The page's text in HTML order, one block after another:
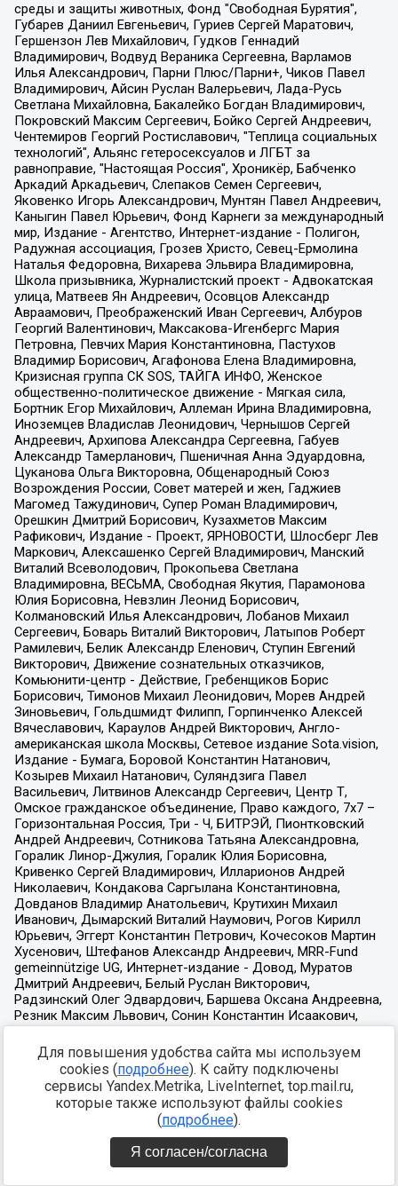
Для повышения удобства сайта мы используем
cookies (подробнее). К сайту подключены
сервисы Yandex.Metrika, LiveInternet, top.mail.ru,
которые также используют файлы cookies
(подробнее).
Я согласен/согласна